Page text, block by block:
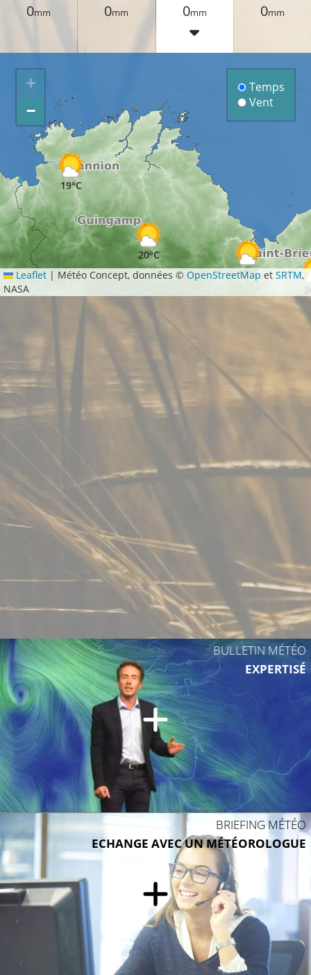
0mm
0mm
0mm
0mm
22°C
21°C
22°C
20°C
19°C
19°C
+
−
Temps
Vent
Leaflet | Météo Concept, données ©OpenStreetMap etSRTM,
NASA
BULLETIN MÉTÉO
EXPERTISÉ
BRIEFING MÉTÉO
ECHANGE AVEC UN MÉTÉOROLOGUE